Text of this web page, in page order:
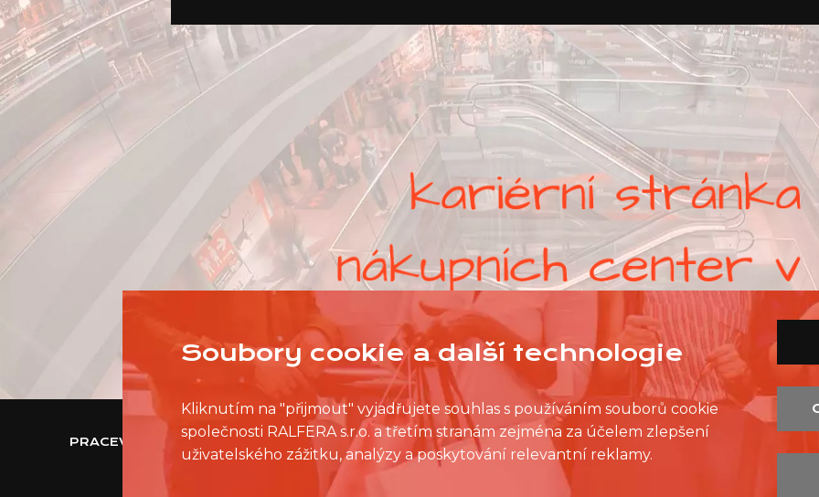
PRACEVNAKUPNIMCENTRU.CZ SEZNAM PRODEJEN SEZNAM NC
OCHRANA OSOBNÍCH ÚDAJŮ
Soubory cookie a další technologie
Kliknutím na "přijmout" vyjadřujete souhlas s používáním souborů cookie
společnosti RALFERA s.r.o. a třetím stranám zejména za účelem zlepšení
uživatelského zážitku, analýzy a poskytování relevantní reklamy.